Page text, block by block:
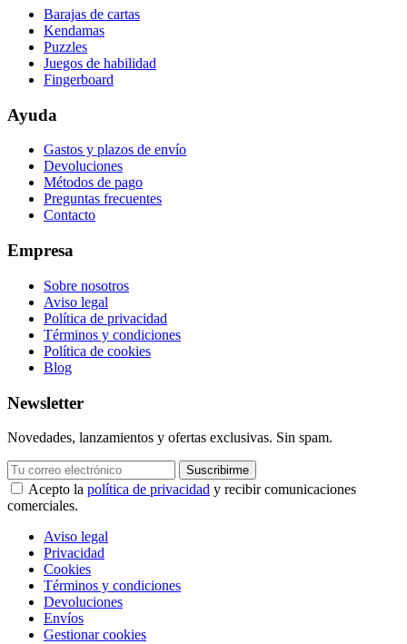
Barajas de cartas
Kendamas
Puzzles
Juegos de habilidad
Fingerboard
Ayuda
Gastos y plazos de envío
Devoluciones
Métodos de pago
Preguntas frecuentes
Contacto
Empresa
Sobre nosotros
Aviso legal
Política de privacidad
Términos y condiciones
Política de cookies
Blog
Newsletter
Novedades, lanzamientos y ofertas exclusivas. Sin spam.
Suscribirme
Acepto la política de privacidad y recibir comunicaciones
comerciales.
Aviso legal
Privacidad
Cookies
Términos y condiciones
Devoluciones
Envíos
Gestionar cookies